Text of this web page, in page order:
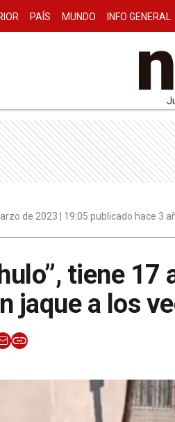
PAÍS MUNDO INFO GENERAL
de 2023 | 19:05 publicado hace 3
tiene
jaque a los